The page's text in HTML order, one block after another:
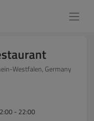
Westfalen, Germany
- 22:00